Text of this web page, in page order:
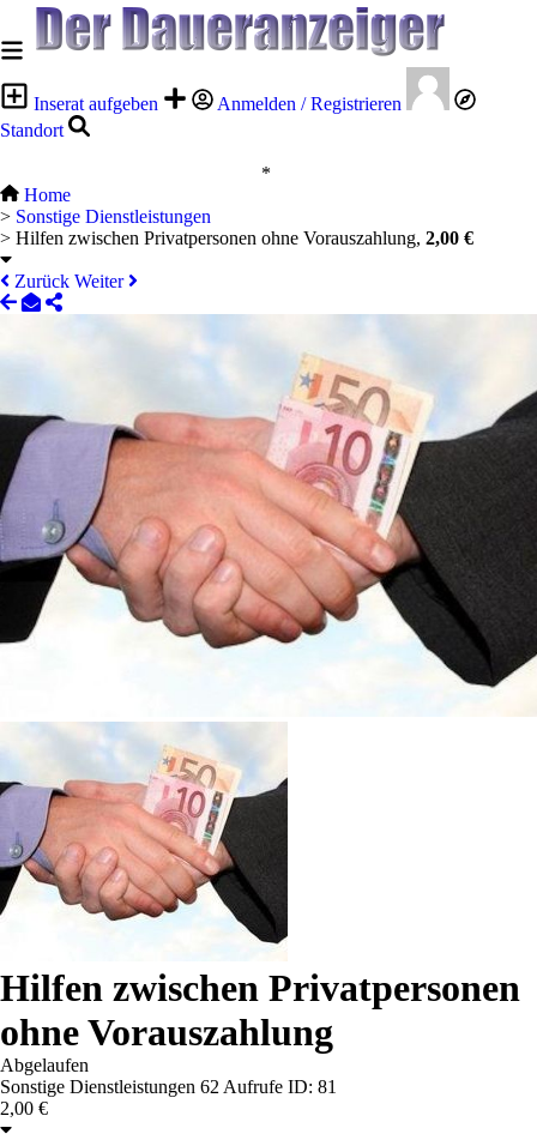
Inserat aufgeben
Anmelden / Registrieren
Standort
*
Home
> Sonstige Dienstleistungen
> Hilfen zwischen Privatpersonen ohne Vorauszahlung, 2,00 €
Zurück Weiter
Hilfen zwischen Privatpersonen
ohne Vorauszahlung
Abgelaufen
Sonstige Dienstleistungen 62 Aufrufe ID: 81
2,00 €